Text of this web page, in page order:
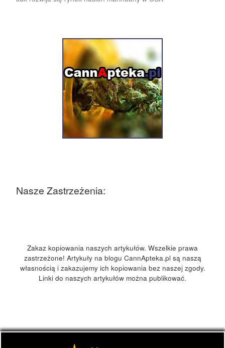
Nasze Zastrzeżenia:
Zakaz kopiowania naszych artykułów. Wszelkie prawa
zastrzeżone! Artykuły na blogu CannApteka.pl są naszą
własnością i zakazujemy ich kopiowania bez naszej zgody.
Linki do naszych artykułów można publikować.